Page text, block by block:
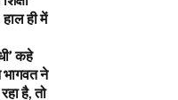
ही में
कहे
ने
है, तो